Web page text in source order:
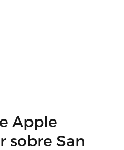
Apple
sobre San